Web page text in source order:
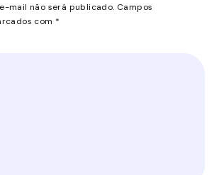
mail não será publicado. Campos
com *